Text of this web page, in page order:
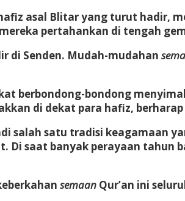
asal Blitar yang turut hadir,
pertahankan di tengah
di Senden. Mudah-mudahan
berbondong-bondong
di dekat para hafiz,
salah satu tradisi keagamaan
Di saat banyak perayaan tahun
semaan Qur’an ini